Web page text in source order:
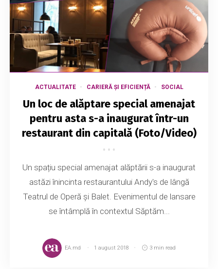
ACTUALITATE CARIERĂ ȘI EFICIENȚĂ SOCIAL
Un loc de alăptare special amenajat
pentru asta s-a inaugurat într-un
restaurant din capitală (Foto/Video)
Un spațiu special amenajat alăptării s-a inaugurat
astăzi înincinta restaurantului Andy's de lângă
Teatrul de Operă și Balet. Evenimentul de lansare
se întâmplă în contextul Săptăm...
EA.md 1 august 2018 3 min read